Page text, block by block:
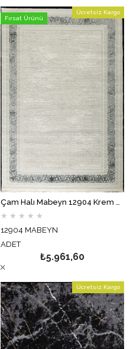
Çam Halı Mabeyn 12904 Krem Gri Tuğra Halı Salon Halısı
★ ★ ★ ★ ★
12904 MABEYN
ADET
₺5.961,60
Ücretsiz Kargo
Fırsat Ürünü
Ücretsiz Kargo